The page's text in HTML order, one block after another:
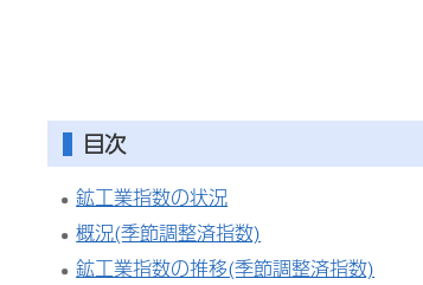
目次
鉱工業指数の状況
概況(季節調整済指数)
鉱工業指数の推移(季節調整済指数)